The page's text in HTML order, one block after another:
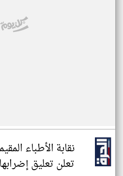
نقابة الأطباء
تعلن تعليق إضرابها